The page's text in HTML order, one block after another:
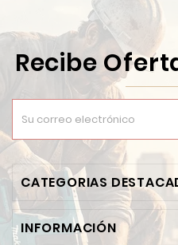
Recibe
CATEGORIAS
INFORMACIÓN